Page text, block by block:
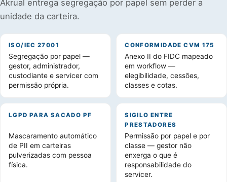
Akrual entrega segregação por papel sem perder a
unidade da carteira.
ISO/IEC 27001
Segregação por papel —
gestor, administrador,
custodiante e servicer com
permissão própria.
CONFORMIDADE CVM 175
Anexo II do FIDC mapeado
em workflow —
elegibilidade, cessões,
classes e cotas.
LGPD PARA SACADO PF
Mascaramento automático
de PII em carteiras
pulverizadas com pessoa
física.
SIGILO ENTRE
PRESTADORES
Permissão por papel e por
classe — gestor não
enxerga o que é
responsabilidade do
servicer.